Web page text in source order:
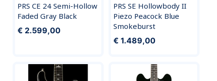
PRS CE 24 Semi-Hollow
Faded Gray Black
€ 2.599,00
PRS SE Hollowbody II
Piezo Peacock Blue
Smokeburst
€ 1.489,00